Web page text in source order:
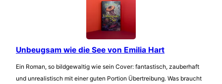
Unbeugsam wie die See von Emilia Hart
Ein Roman, so bildgewaltig wie sein Cover: fantastisch, zauberhaft
und unrealistisch mit einer guten Portion Übertreibung. Was braucht